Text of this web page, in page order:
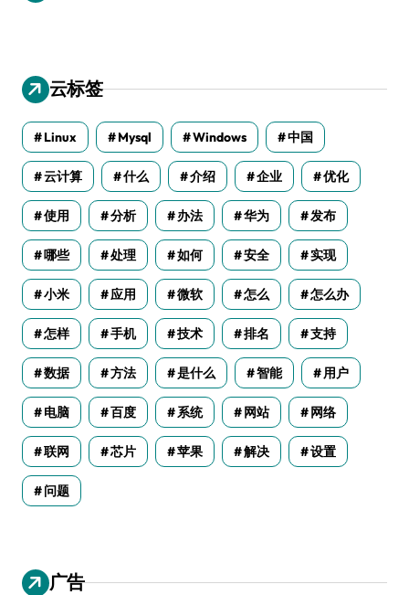
云标签
Linux Mysql Windows 中国
云计算 什么 介绍 企业 优化
使用 分析 办法 华为 发布
哪些 处理 如何 安全 实现
小米 应用 微软 怎么 怎么办
怎样 手机 技术 排名 支持
数据 方法 是什么 智能 用户
电脑 百度 系统 网站 网络
联网 芯片 苹果 解决 设置
问题
广告